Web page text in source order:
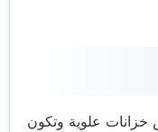
خزانات علوية وتكون